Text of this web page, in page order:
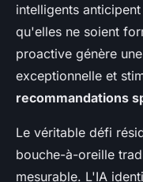
intelligents
qu'elles ne soient
proactive génère
exceptionnelle et
recommandations
Le véritable défi
bouche-à-oreille
mesurable. L'IA